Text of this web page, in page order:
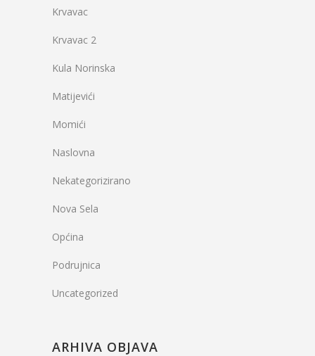
Krvavac
Krvavac 2
Kula Norinska
Matijevići
Momići
Naslovna
Nekategorizirano
Nova Sela
Općina
Podrujnica
Uncategorized
ARHIVA OBJAVA